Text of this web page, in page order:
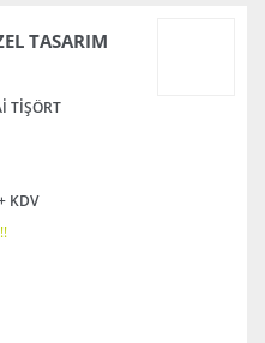
TASARIM
TİŞÖRT
KDV